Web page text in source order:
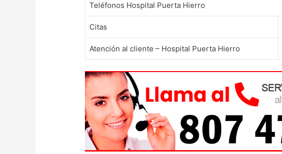
Teléfonos Hospital Puerta Hierro
Citas
Atención al cliente – Hospital Puerta Hierro